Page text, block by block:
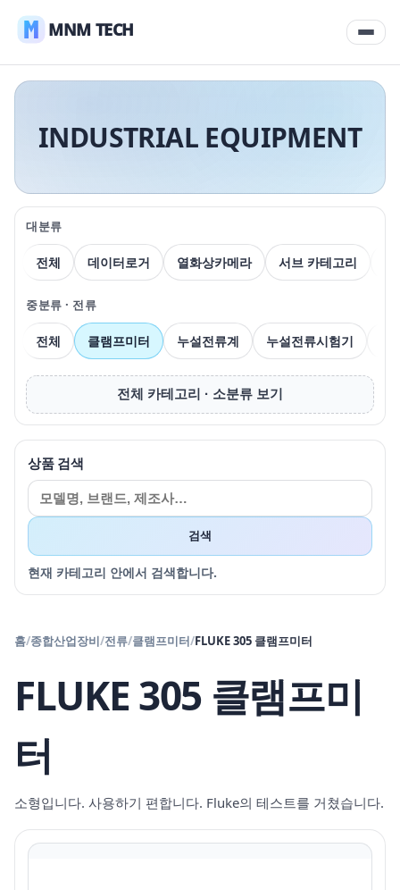
MNM TECH
INDUSTRIAL EQUIPMENT
대분류
전체 데이터로거 열화상카메라 서브 카테고리
중분류 · 전류
전체 클램프미터 누설전류계 누설전류시험기
전체 카테고리 · 소분류 보기
상품 검색
검색
현재 카테고리 안에서 검색합니다.
홈/종합산업장비/전류/클램프미터/FLUKE 305 클램프미터
FLUKE 305 클램프미
터
소형입니다. 사용하기 편합니다. Fluke의 테스트를 거쳤습니다.